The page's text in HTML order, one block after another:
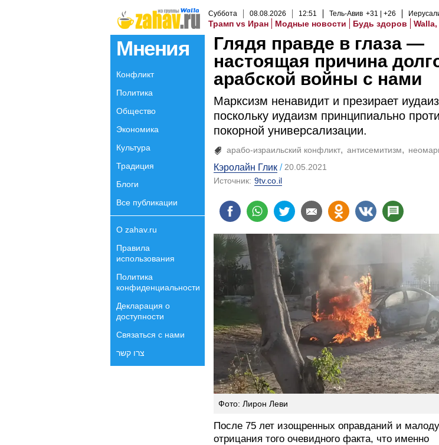
Суббота 08.08.2026 12:51 Тель-Авив +31 +26
Трамп vs Иран Модные новости Будь здоров
Мнения
Конфликт
Политика
Общество
Экономика
Культура
Традиция
Блоги
Все публикации
О zahav.ru
Правила
использования
Политика
конфиденциальности
Декларация о
доступности
Связаться с нами
צרו קשר
Глядя правде в глаза —
настоящая причина
арабской войны с нами
Марксизм ненавидит и презирает
поскольку иудаизм принципиально
покорной универсализации.
арабо-израильский конфликт антисемитизм
Кэролайн Глик
20.05.2021
Источник: 9tv.co.il
Фото: Лирон Леви
После 75 лет изощренных оправданий и
отрицания того очевидного факта, что именно